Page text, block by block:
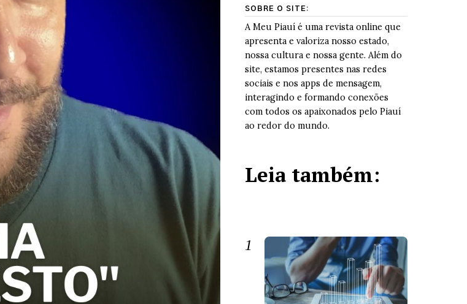
SOBRE O SITE:
A Meu Piauí é uma revista online que
apresenta e valoriza nosso estado,
nossa cultura e nossa gente. Além do
site, estamos presentes nas redes
sociais e nos apps de mensagem,
interagindo e formando conexões
com todos os apaixonados pelo Piauí
ao redor do mundo.
Leia também: